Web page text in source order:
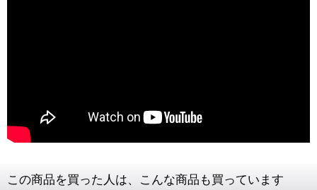
この商品を買った人は、こんな商品も買っています